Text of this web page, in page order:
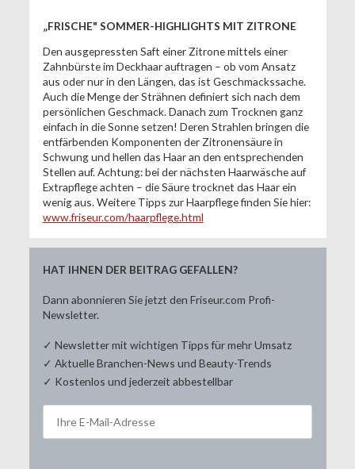
„FRISCHE" SOMMER-HIGHLIGHTS MIT ZITRONE
Den ausgepressten Saft einer Zitrone mittels einer
Zahnbürste im Deckhaar auftragen – ob vom Ansatz
aus oder nur in den Längen, das ist Geschmackssache.
Auch die Menge der Strähnen definiert sich nach dem
persönlichen Geschmack. Danach zum Trocknen ganz
einfach in die Sonne setzen! Deren Strahlen bringen die
entfärbenden Komponenten der Zitronensäure in
Schwung und hellen das Haar an den entsprechenden
Stellen auf. Achtung: bei der nächsten Haarwäsche auf
Extrapflege achten – die Säure trocknet das Haar ein
wenig aus. Weitere Tipps zur Haarpflege finden Sie hier:
www.friseur.com/haarpflege.html
HAT IHNEN DER BEITRAG GEFALLEN?
Dann abonnieren Sie jetzt den Friseur.com Profi-
Newsletter.
✓ Newsletter mit wichtigen Tipps für mehr Umsatz
✓ Aktuelle Branchen-News und Beauty-Trends
✓ Kostenlos und jederzeit abbestellbar